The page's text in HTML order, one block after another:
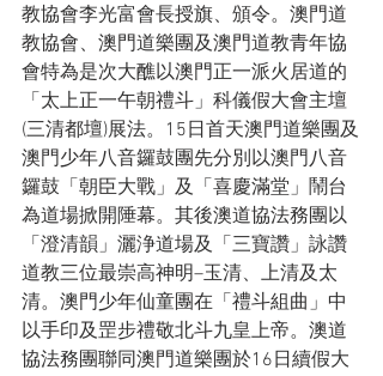
教協會李光富會長授旗、頒令。澳門道
教協會、澳門道樂團及澳門道教青年協
會特為是次大醮以澳門正一派火居道的
「太上正一午朝禮斗」科儀假大會主壇
(三清都壇)展法。15日首天澳門道樂團及
澳門少年八音鑼鼓團先分別以澳門八音
鑼鼓「朝臣大戰」及「喜慶滿堂」鬧台
為道場掀開陲幕。其後澳道協法務團以
「澄清韻」灑浄道場及「三寶讚」詠讚
道教三位最崇高神明–玉清、上清及太
清。澳門少年仙童團在「禮斗組曲」中
以手印及罡步禮敬北斗九皇上帝。澳道
協法務團聯同澳門道樂團於16日續假大